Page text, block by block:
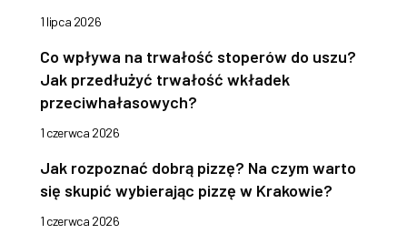
1 lipca 2026
Co wpływa na trwałość stoperów do uszu?
Jak przedłużyć trwałość wkładek
przeciwhałasowych?
1 czerwca 2026
Jak rozpoznać dobrą pizzę? Na czym warto
się skupić wybierając pizzę w Krakowie?
1 czerwca 2026